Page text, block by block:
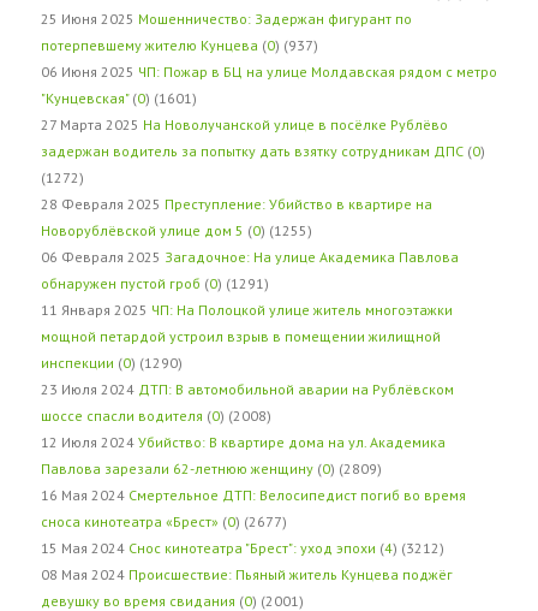
25 Июня 2025 Мошенничество: Задержан фигурант по
потерпевшему жителю Кунцева (0) (937)
06 Июня 2025 ЧП: Пожар в БЦ на улице Молдавская рядом с метро
"Кунцевская" (0) (1601)
27 Марта 2025 На Новолучанской улице в посёлке Рублёво
задержан водитель за попытку дать взятку сотрудникам ДПС (0)
(1272)
28 Февраля 2025 Преступление: Убийство в квартире на
Новорублёвской улице дом 5 (0) (1255)
06 Февраля 2025 Загадочное: На улице Академика Павлова
обнаружен пустой гроб (0) (1291)
11 Января 2025 ЧП: На Полоцкой улице житель многоэтажки
мощной петардой устроил взрыв в помещении жилищной
инспекции (0) (1290)
23 Июля 2024 ДТП: В автомобильной аварии на Рублёвском
шоссе спасли водителя (0) (2008)
12 Июля 2024 Убийство: В квартире дома на ул. Академика
Павлова зарезали 62-летнюю женщину (0) (2809)
16 Мая 2024 Смертельное ДТП: Велосипедист погиб во время
сноса кинотеатра «Брест» (0) (2677)
15 Мая 2024 Снос кинотеатра "Брест": уход эпохи (4) (3212)
08 Мая 2024 Происшествие: Пьяный житель Кунцева поджёг
девушку во время свидания (0) (2001)